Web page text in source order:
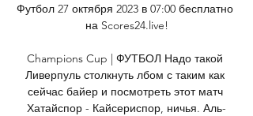
Футбол 27 октября 2023 в 07:00 бесплатно
на Scores24.live!
Champions Cup | ФУТБОЛ Надо такой
Ливерпуль столкнуть лбом с таким как
сейчас байер и посмотреть этот матч
Хатайспор - Кайсериспор, ничья. Аль-